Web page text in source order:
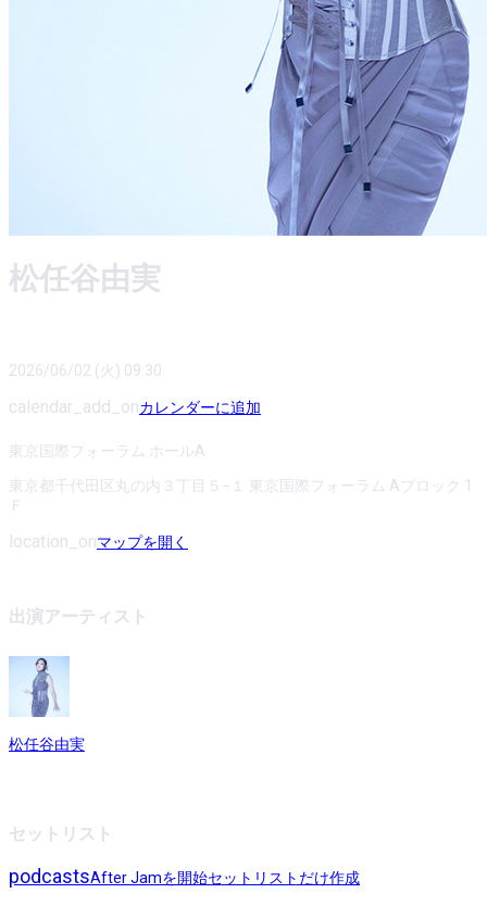
松任谷由実
2026/06/02 (火) 09:30
calendar_add_onカレンダーに追加
東京国際フォーラム ホールA
東京都千代田区丸の内３丁目５−１ 東京国際フォーラム Aブロック 1
Ｆ
location_onマップを開く
出演アーティスト
松任谷由実
セットリスト
podcastsAfter Jamを開始セットリストだけ作成